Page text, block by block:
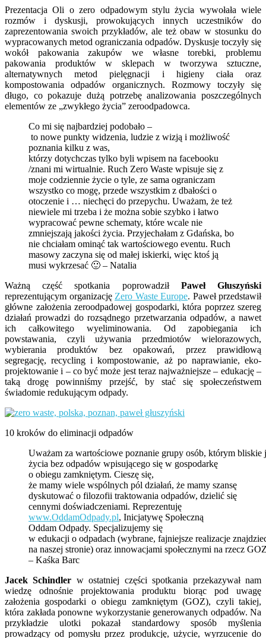
Prezentacja Oli o zero odpadowym stylu życia wywołała wiele
rozmów i dyskusji, prowokujących innych uczestników do
zaprezentowania swoich przykładów, ale też obaw w stosunku do
wypracowanych metod ograniczania odpadów. Dyskusje toczyły się
wokół pakowania zakupów we własne torebki, problemu
pakowania produktów w sklepach w tworzywa sztuczne,
alternatywnych metod pielęgnacji i higieny ciała oraz
kompostowania odpadów organicznych. Rozmowy toczyły się
długo, co pokazuje dużą potrzebę analizowania poszczególnych
elementów ze „zwykłego życia” zeroodpadowca.
Co mi się najbardziej podobało –
to nowe punkty widzenia, ludzie z wizją i możliwość
poznania kilku z was,
którzy dotychczas tylko byli wpisem na facebooku
/znani mi wirtualnie. Ruch Zero Waste wpisuje się z
moje codziennie życie o tyle, ze sama ograniczam
wszystko co mogę, przede wszystkim z dbałości o
otoczenie i … niechęci do przepychu. Uważam, że też
niewiele mi trzeba i że można sobie szybko i łatwo
wypracować pewne schematy, które wcale nie
zmniejszają jakości życia. Przyjechałam z Gdańska, bo
nie chciałam ominąć tak wartościowego eventu. Ruch
masowy zaczyna się od małej iskierki, więc ktoś ją
musi wykrzesać 🙂 – Natalia
Ważną część spotkania poprowadził Paweł Głuszyński
reprezentującym organizację Zero Waste Europe. Paweł przedstawił
główne założenia zeroodpadowej gospodarki, która poprzez szereg
działań prowadzi do rozsądnego przetwarzania odpadów, a nawet
ich całkowitego wyeliminowania. Od zapobiegania ich
powstawania, czyli używania przedmiotów wielorazowych,
wybierania produktów bez opakowań, przez prawidłową
segregację, recycling i kompostowanie, aż po naprawianie, eko-
projektowanie i – co być może jest teraz najważniejsze – edukację –
taką drogę powinniśmy przejść, by stać się społeczeństwem
świadomie redukującym odpady.
10 kroków do eliminacji odpadów
Uważam za wartościowe poznanie grupy osób, którym bliskie
życia bez odpadów wpisującego się w gospodarkę
o obiegu zamkniętym. Cieszę się,
że mamy wiele wspólnych pól działań, że mamy szansę
dyskutować o filozofii traktowania odpadów, dzielić się
cennymi doświadczeniami. Reprezentuję
www.OddamOdpady.pl, Inicjatywę Społeczną
Oddam Odpady. Specjalizujemy się
w edukacji o odpadach (wybrane, fajniejsze realizacje
na naszej stronie) oraz innowacjami społecznymi na rzecz
– Kaśka Barc
Jacek Schindler w ostatniej części spotkania przekazywał nam
wiedzę odnośnie projektowania produktu biorąc pod uwagę
założenia gospodarki o obiegu zamkniętym (GOZ), czyli takiej,
która zakłada ponowne wykorzystanie generowanych odpadów. Na
przykładzie ulotki pokazał standardowy sposób myślenia
prowadzący od pomysłu przez produkcję, użycie, wyrzucenie do